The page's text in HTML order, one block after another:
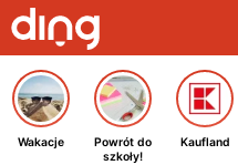
Wakacje
Powrót do
szkoły!
Kaufland